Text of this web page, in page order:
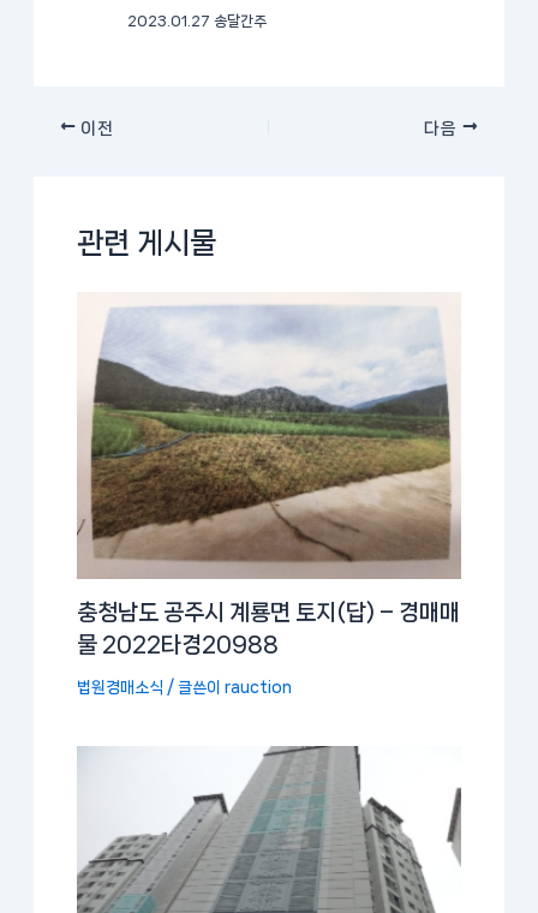
2023.01.27 송달간주
이전 다음
관련 게시물
충청남도 공주시 계룡면 토지(답) – 경매매
물 2022타경20988
법원경매소식 / 글쓴이rauction